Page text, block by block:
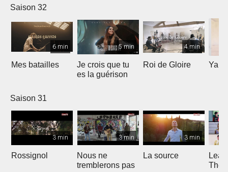
Saison 32
6 min
Mes batailles
5 min
Je crois que tu
es la guérison
4 min
Roi de Gloire
Saison 31
3 min
Rossignol
3 min
Nous ne
tremblerons pas
3 min
La source
The